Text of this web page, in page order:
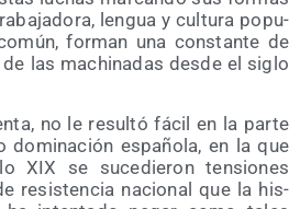
len­gua y cul­tu­ra popu­
for­man una cons­tan­te de
las machi­na­das des­de el siglo
no le resul­tó fácil en la par­te
domi­na­ción espa­ño­la, en la que
XIX se suce­die­ron ten­sio­nes
resis­ten­cia nacio­nal que la his­